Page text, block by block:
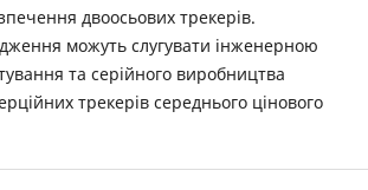
двоосьових трекерів.
можуть слугувати інженерною
та серійного виробництва
трекерів середнього цінового